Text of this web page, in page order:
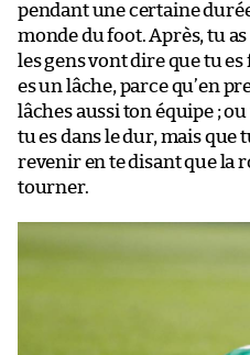
pendant une certaine
monde du foot. Après, tu
les gens vont dire que tu
es un lâche, parce qu’en
lâches aussi ton équipe ;
tu es dans le dur, mais que
revenir en te disant que la
tourner.